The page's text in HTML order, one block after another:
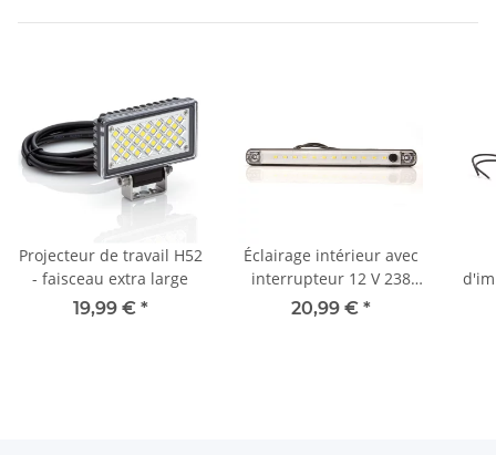
Projecteur de travail H52
- faisceau extra large
19,99 € *
Éclairage intérieur avec
interrupteur 12 V 238
mm x 20,6 mm
20,99 € *